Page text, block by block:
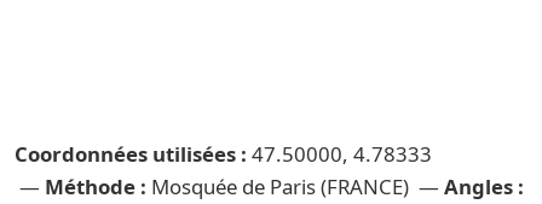
Coordonnées utilisées : 47.50000, 4.78333
— Méthode : Mosquée de Paris (FRANCE) — Angles :